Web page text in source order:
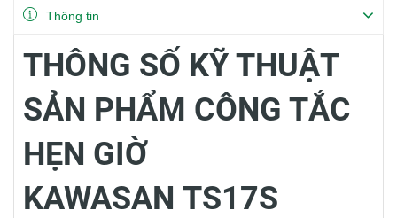
Thông tin
THÔNG SỐ KỸ THUẬT
SẢN PHẨM CÔNG TẮC
HẸN GIỜ
KAWASAN TS17S